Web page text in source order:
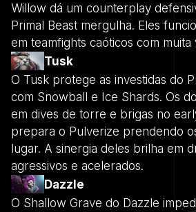
Willow dá um counterplay
Primal Beast mergulha. Eles
em teamfights caóticos com muita
Tusk
O Tusk protege as investidas do
com Snowball e Ice Shards. Os
em dives de torre e brigas no
prepara o Pulverize prendendo
lugar. A sinergia deles brilha em
agressivos e acelerados.
Dazzle
O Shallow Grave do Dazzle